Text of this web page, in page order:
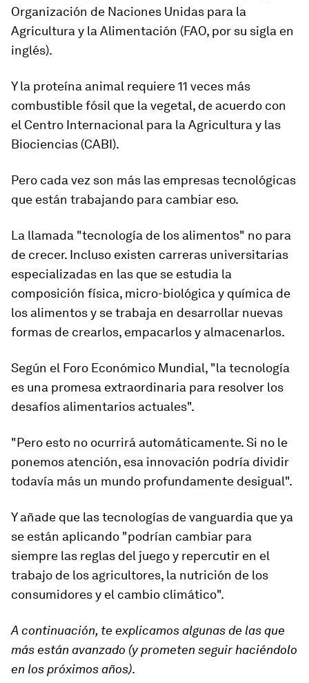
Organización de Naciones Unidas para la
Agricultura y la Alimentación (FAO, por su sigla en
inglés).
Y la proteína animal requiere 11 veces más
combustible fósil que la vegetal, de acuerdo con
el Centro Internacional para la Agricultura y las
Biociencias (CABI).
Pero cada vez son más las empresas tecnológicas
que están trabajando para cambiar eso.
La llamada "tecnología de los alimentos" no para
de crecer. Incluso existen carreras universitarias
especializadas en las que se estudia la
composición física, micro-biológica y química de
los alimentos y se trabaja en desarrollar nuevas
formas de crearlos, empacarlos y almacenarlos.
Según el Foro Económico Mundial, "la tecnología
es una promesa extraordinaria para resolver los
desafíos alimentarios actuales".
"Pero esto no ocurrirá automáticamente. Si no le
ponemos atención, esa innovación podría dividir
todavía más un mundo profundamente desigual".
Y añade que las tecnologías de vanguardia que ya
se están aplicando "podrían cambiar para
siempre las reglas del juego y repercutir en el
trabajo de los agricultores, la nutrición de los
consumidores y el cambio climático".
A continuación, te explicamos algunas de las que
más están avanzado (y prometen seguir haciéndolo
en los próximos años).